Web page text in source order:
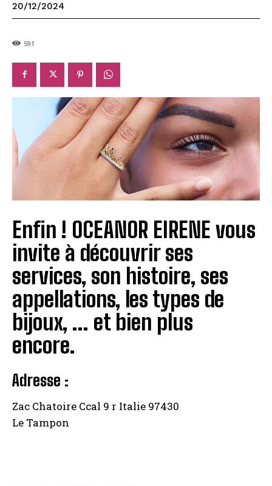
20/12/2024
591
Enfin ! OCEANOR EIRENE vous
invite à découvrir ses
services, son histoire, ses
appellations, les types de
bijoux, … et bien plus
encore.
Adresse :
Zac Chatoire Ccal 9 r Italie 97430
Le Tampon